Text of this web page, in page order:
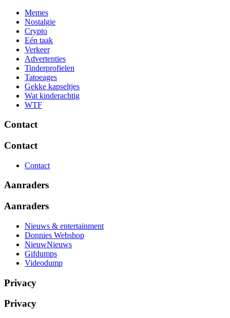
Memes
Nostalgie
Crypto
Eén taak
Verkeer
Advertenties
Tinderprofielen
Tatoeages
Gekke kapseltjes
Wat kinderachtig
WTF
Contact
Contact
Contact
Aanraders
Aanraders
Nieuws & entertainment
Donnies Webshop
NieuwNieuws
Gifdumps
Videodump
Privacy
Privacy